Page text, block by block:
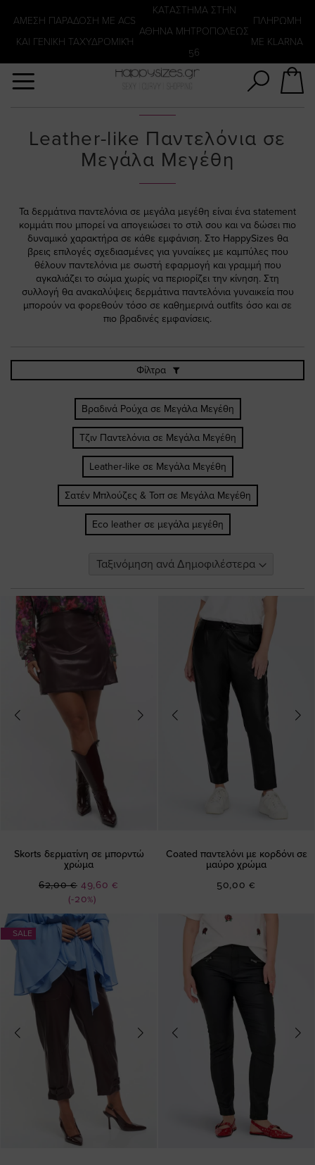
ΑΜΕΣΗ ΠΑΡΑΔΟΣΗ ΜΕ ACS
ΚΑΙ ΓΕΝΙΚΗ ΤΑΧΥΔΡΟΜΙΚΉ
KATΑΣΤΗΜΑ ΣΤΗΝ
ΑΘΗΝΑ ΜΗΤΡΟΠΟΛΕΩΣ
56
ΠΛΗΡΩΜΗ
ΜΕ KLARNA
Leather-like Παντελόνια σε
Μεγάλα Μεγέθη
Τα δερμάτινα παντελόνια σε μεγάλα μεγέθη είναι ένα statement
κομμάτι που μπορεί να απογειώσει το στιλ σου και να δώσει πιο
δυναμικό χαρακτήρα σε κάθε εμφάνιση. Στο HappySizes θα
βρεις επιλογές σχεδιασμένες για γυναίκες με καμπύλες που
θέλουν παντελόνια με σωστή εφαρμογή και γραμμή που
αγκαλιάζει το σώμα χωρίς να περιορίζει την κίνηση. Στη
συλλογή θα ανακαλύψεις δερμάτινα παντελόνια γυναικεία που
μπορούν να φορεθούν τόσο σε καθημερινά outfits όσο και σε
πιο βραδινές εμφανίσεις.
Φίλτρα
Βραδινά Ρούχα σε Μεγάλα Μεγέθη
Τζιν Παντελόνια σε Μεγάλα Μεγέθη
Leather-like σε Μεγάλα Μεγέθη
Σατέν Μπλούζες & Τοπ σε Μεγάλα Μεγέθη
Eco leather σε μεγάλα μεγέθη
Skorts δερματίνη σε μπορντώ
χρώμα
(-20%)
Ειδική
Τιμή
49,60 €
62,00 €
Coated παντελόνι με κορδόνι σε
μαύρο χρώμα
50,00 €
SALE
Αναζήτηση